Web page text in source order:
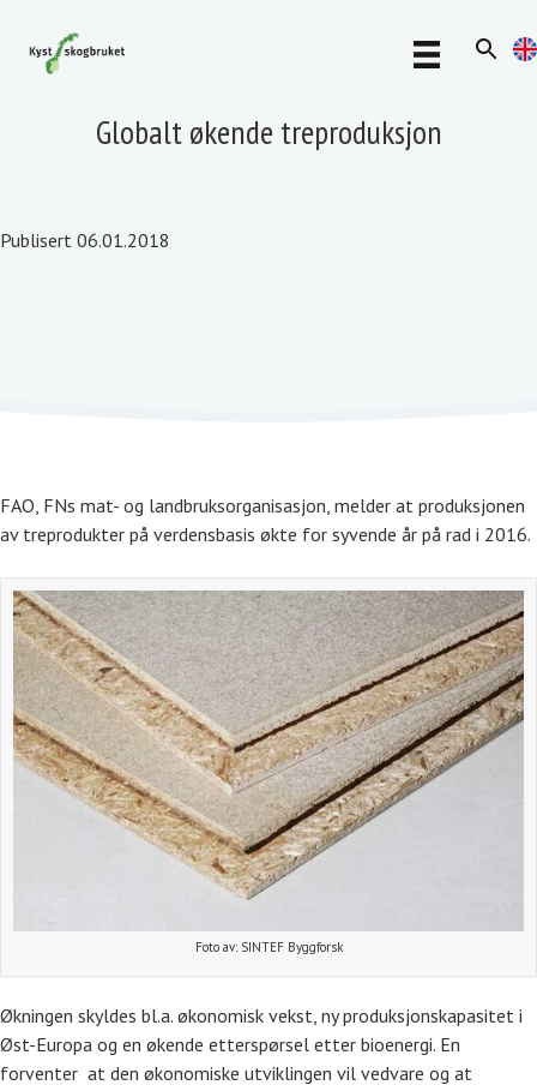
Globalt økende treproduksjon
Publisert 06.01.2018
FAO, FNs mat- og landbruksorganisasjon, melder at produksjonen
av treprodukter på verdensbasis økte for syvende år på rad i 2016.
Foto av: SINTEF Byggforsk
Økningen skyldes bl.a. økonomisk vekst, ny produksjonskapasitet i
Øst-Europa og en økende etterspørsel etter bioenergi. En
forventer at den økonomiske utviklingen vil vedvare og at